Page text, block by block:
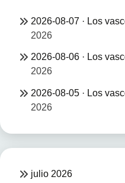
2026-08-07 · Los
2026
2026-08-06 · Los
2026
2026-08-05 · Los
2026
julio 2026